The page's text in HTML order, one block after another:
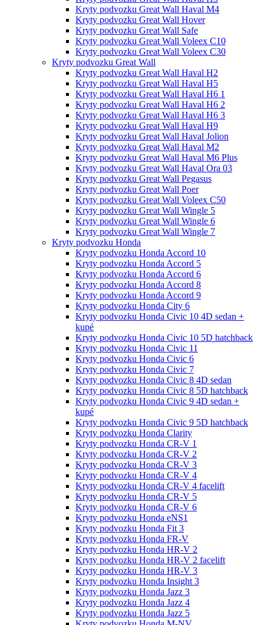
Kryty podvozku Great Wall Haval M4
Kryty podvozku Great Wall Hover
Kryty podvozku Great Wall Safe
Kryty podvozku Great Wall Voleex C10
Kryty podvozku Great Wall Voleex C30
Kryty podvozku Great Wall
Kryty podvozku Great Wall Haval H2
Kryty podvozku Great Wall Haval H5
Kryty podvozku Great Wall Haval H6 1
Kryty podvozku Great Wall Haval H6 2
Kryty podvozku Great Wall Haval H6 3
Kryty podvozku Great Wall Haval H9
Kryty podvozku Great Wall Haval Jolion
Kryty podvozku Great Wall Haval M2
Kryty podvozku Great Wall Haval M6 Plus
Kryty podvozku Great Wall Haval Ora 03
Kryty podvozku Great Wall Pegasus
Kryty podvozku Great Wall Poer
Kryty podvozku Great Wall Voleex C50
Kryty podvozku Great Wall Wingle 5
Kryty podvozku Great Wall Wingle 6
Kryty podvozku Great Wall Wingle 7
Kryty podvozku Honda
Kryty podvozku Honda Accord 10
Kryty podvozku Honda Accord 5
Kryty podvozku Honda Accord 6
Kryty podvozku Honda Accord 8
Kryty podvozku Honda Accord 9
Kryty podvozku Honda City 6
Kryty podvozku Honda Civic 10 4D sedan +
kupé
Kryty podvozku Honda Civic 10 5D hatchback
Kryty podvozku Honda Civic 11
Kryty podvozku Honda Civic 6
Kryty podvozku Honda Civic 7
Kryty podvozku Honda Civic 8 4D sedan
Kryty podvozku Honda Civic 8 5D hatchback
Kryty podvozku Honda Civic 9 4D sedan +
kupé
Kryty podvozku Honda Civic 9 5D hatchback
Kryty podvozku Honda Clarity
Kryty podvozku Honda CR-V 1
Kryty podvozku Honda CR-V 2
Kryty podvozku Honda CR-V 3
Kryty podvozku Honda CR-V 4
Kryty podvozku Honda CR-V 4 facelift
Kryty podvozku Honda CR-V 5
Kryty podvozku Honda CR-V 6
Kryty podvozku Honda eNS1
Kryty podvozku Honda Fit 3
Kryty podvozku Honda FR-V
Kryty podvozku Honda HR-V 2
Kryty podvozku Honda HR-V 2 facelift
Kryty podvozku Honda HR-V 3
Kryty podvozku Honda Insight 3
Kryty podvozku Honda Jazz 3
Kryty podvozku Honda Jazz 4
Kryty podvozku Honda Jazz 5